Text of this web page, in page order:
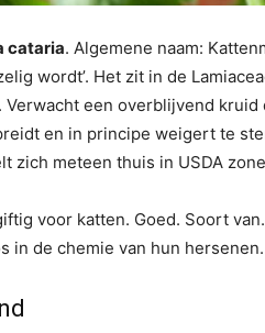
cataria. Algemene naam:
wordt’. Het zit in de
Verwacht een overblijvend
en in principe weigert te
zich meteen thuis in USDA
voor katten. Goed. Soort
in de chemie van hun